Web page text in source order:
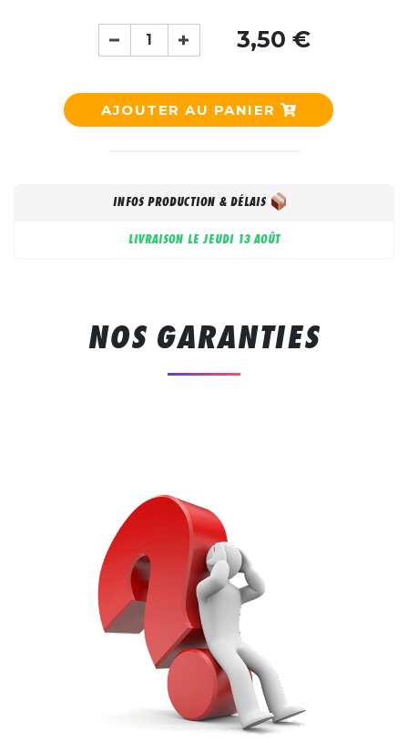
3,50 €
AJOUTER AU PANIER
INFOS PRODUCTION & DÉLAIS
LIVRAISON LEJEUDI 13 AOÛT
NOS GARANTIES